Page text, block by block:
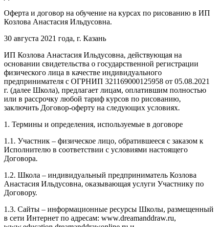
Оферта и договор на обучение на курсах по рисованию в ИП
Козлова Анастасия Ильдусовна.
30 августа 2021 года, г. Казань
ИП Козлова Анастасия Ильдусовна, действующая на
основании свидетельства о государственной регистрации
физического лица в качестве индивидуального
предпринимателя с ОГРНИП 321169000125958 от 05.08.2021
г. (далее Школа), предлагает лицам, оплатившим полностью
или в рассрочку любой тариф курсов по рисованию,
заключить Договор-оферту на следующих условиях.
1. Термины и определения, используемые в договоре
1.1. Участник – физическое лицо, обратившееся с заказом к
Исполнителю в соответствии с условиями настоящего
Договора.
1.2. Школа – индивидуальный предприниматель Козлова
Анастасия Ильдусовна, оказывающая услуги Участнику по
Договору.
1.3. Сайты – информационные ресурсы Школы, размещенный
в сети Интернет по адресам: www.dreamanddraw.ru,